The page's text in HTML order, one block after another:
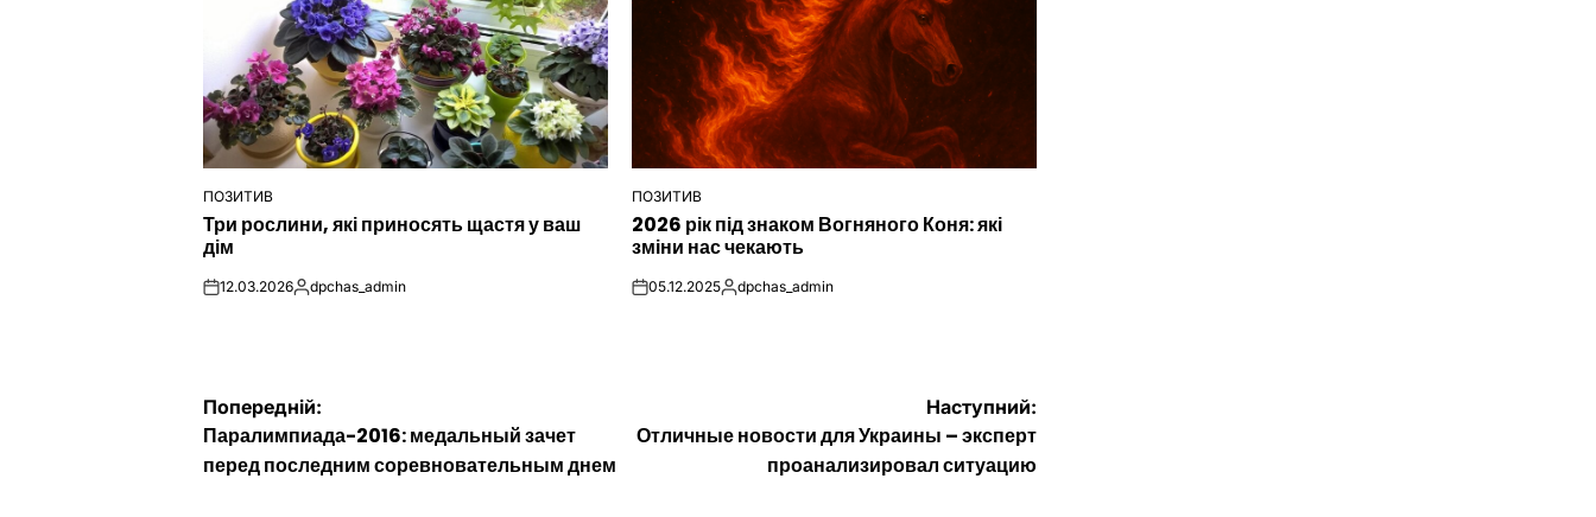
ОПУБЛІКУВАТИ
ПОЗИТИВ
Три рослини, які приносять щастя у ваш
дім
on12.03.2026Опубліковано
dpchas_admin
ОПУБЛІКУВАТИ
У
ПОЗИТИВ
2026 рік під знаком Вогняного Коня: які
зміни нас чекають
on05.12.2025Опубліковано
dpchas_admin
Навігація
записів
Попередній:
Паралимпиада-2016: медальный зачет
перед последним соревновательным днем
Наступний:
Отличные новости для Украины – эксперт
проанализировал ситуацию